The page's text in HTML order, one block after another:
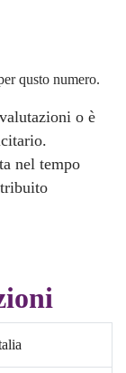
qusto numero.
o è
nel tempo